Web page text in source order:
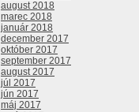
august 2018
marec 2018
január 2018
december 2017
október 2017
september 2017
august 2017
júl 2017
jún 2017
máj 2017